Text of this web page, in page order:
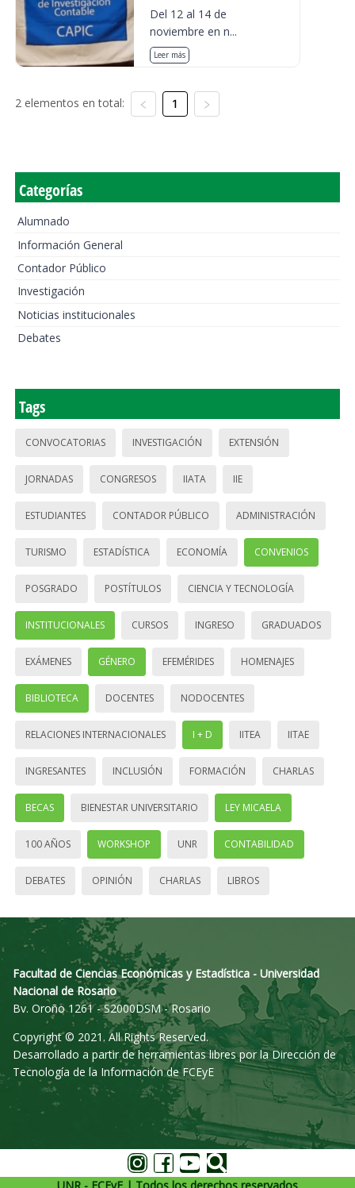
Del 12 al 14 de
noviembre en n...
Leer más
2 elementos en total: 1
Categorías
Alumnado
Información General
Contador Público
Investigación
Noticias institucionales
Debates
Tags
CONVOCATORIAS INVESTIGACIÓN EXTENSIÓN
JORNADAS CONGRESOS IIATA IIE
ESTUDIANTES CONTADOR PÚBLICO ADMINISTRACIÓN
TURISMO ESTADÍSTICA ECONOMÍA CONVENIOS
POSGRADO POSTÍTULOS CIENCIA Y TECNOLOGÍA
INSTITUCIONALES CURSOS INGRESO GRADUADOS
EXÁMENES GÉNERO EFEMÉRIDES HOMENAJES
BIBLIOTECA DOCENTES NODOCENTES
RELACIONES INTERNACIONALES I + D IITEA IITAE
INGRESANTES INCLUSIÓN FORMACIÓN CHARLAS
BECAS BIENESTAR UNIVERSITARIO LEY MICAELA
100 AÑOS WORKSHOP UNR CONTABILIDAD
DEBATES OPINIÓN CHARLAS LIBROS
Facultad de Ciencias Económicas y Estadística - Universidad
Nacional de Rosario
Bv. Oroño 1261 - S2000DSM - Rosario
Copyright © 2021. All Rights Reserved.
Desarrollado a partir de herramientas libres por la Dirección de
Tecnología de la Información de FCEyE